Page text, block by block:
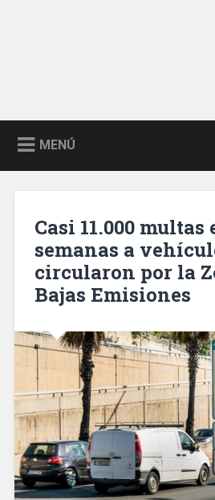
MENÚ
Casi 11.000 multas
semanas a
circularon por la
Bajas Emisiones